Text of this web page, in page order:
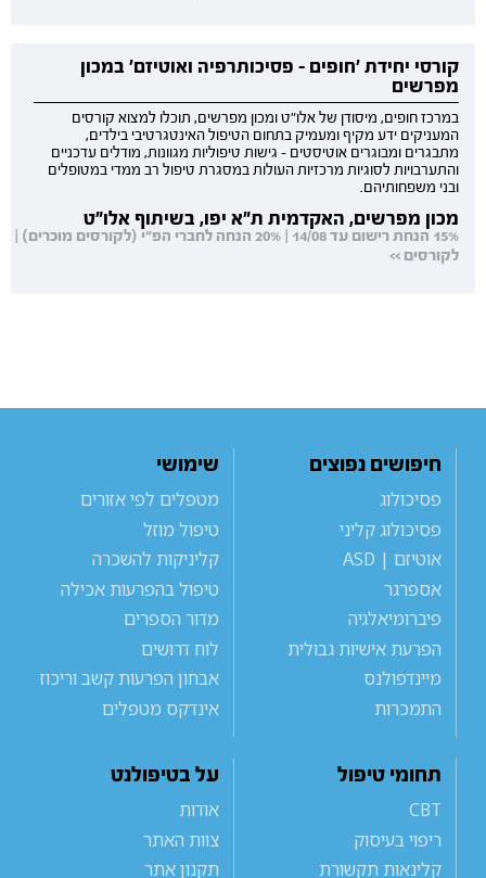
קורסי יחידת 'חופים - פסיכותרפיה ואוטיזם' במכון
מפרשים
במרכז חופים, מיסודן של אלו"ט ומכון מפרשים, תוכלו למצוא קורסים
המעניקים ידע מקיף ומעמיק בתחום הטיפול האינטגרטיבי בילדים,
מתבגרים ומבוגרים אוטיסטים - גישות טיפוליות מגוונות, מודלים עדכניים
והתערבויות לסוגיות מרכזיות העולות במסגרת טיפול רב ממדי במטופלים
ובני משפחותיהם.
מכון מפרשים, האקדמית ת"א יפו, בשיתוף אלו"ט
15% הנחת רישום עד 14/08 | 20% הנחה לחברי הפ"י (לקורסים מוכרים) |
לקורסים >>
חיפושים נפוצים
פסיכולוג
פסיכולוג קליני
אוטיזם | ASD
אספרגר
פיברומיאלגיה
הפרעת אישיות גבולית
מיינדפולנס
התמכרות
שימושי
מטפלים לפי אזורים
טיפול מוזל
קליניקות להשכרה
טיפול בהפרעות אכילה
מדור הספרים
לוח דרושים
אבחון הפרעות קשב וריכוז
אינדקס מטפלים
תחומי טיפול
CBT
ריפוי בעיסוק
קלינאות תקשורת
על בטיפולנט
אודות
צוות האתר
תקנון אתר